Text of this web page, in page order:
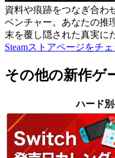
資料や痕跡をつなぎ合わ
ベンチャー。あなたの推
末を覆し隠された真実に
Steamストアページをチェ
その他の新作ゲ
ハード